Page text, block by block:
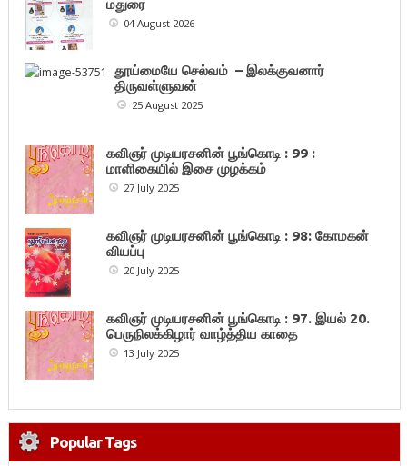
மதுரை
04 August 2026
தூய்மையே செல்வம் – இலக்குவனார்
திருவள்ளுவன்
25 August 2025
கவிஞர் முடியரசனின் பூங்கொடி : 99 :
மாளிகையில் இசை முழக்கம்
27 July 2025
கவிஞர் முடியரசனின் பூங்கொடி : 98: கோமகன்
வியப்பு
20 July 2025
கவிஞர் முடியரசனின் பூங்கொடி : 97. இயல் 20.
பெருநிலக்கிழார் வாழ்த்திய காதை
13 July 2025
Popular Tags